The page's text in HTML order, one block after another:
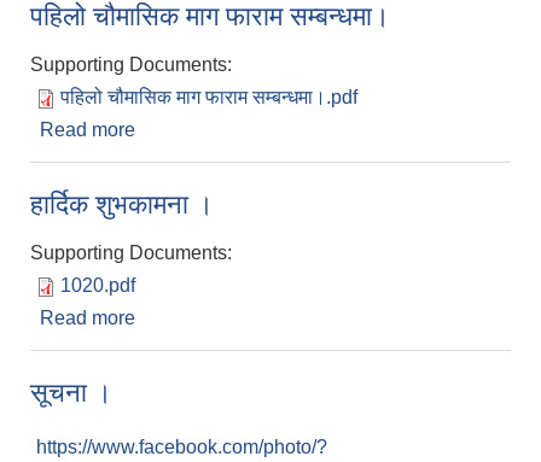
पहिलो चौमासिक माग फाराम सम्बन्धमा।
Supporting Documents:
पहिलो चौमासिक माग फाराम सम्बन्धमा।.pdf
Read more
हार्दिक शुभकामना ।
Supporting Documents:
1020.pdf
Read more
सूचना ।
https://www.facebook.com/photo/?